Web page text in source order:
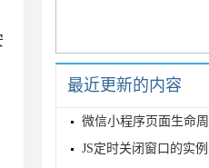
最近更新的内容
微信小程序页面生命
JS定时关闭窗口的实例